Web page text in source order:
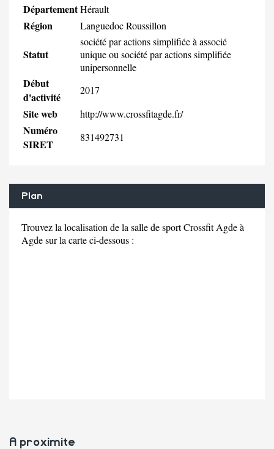
DépartementHérault
Région Languedoc Roussillon
Statut
société par actions simplifiée à associé
unique ou société par actions simplifiée
unipersonnelle
Début
d'activité
2017
Site web http://www.crossfitagde.fr/
Numéro
SIRET
831492731
Plan
Trouvez la localisation de la salle de sport Crossfit Agde à
Agde sur la carte ci-dessous :
A proximite